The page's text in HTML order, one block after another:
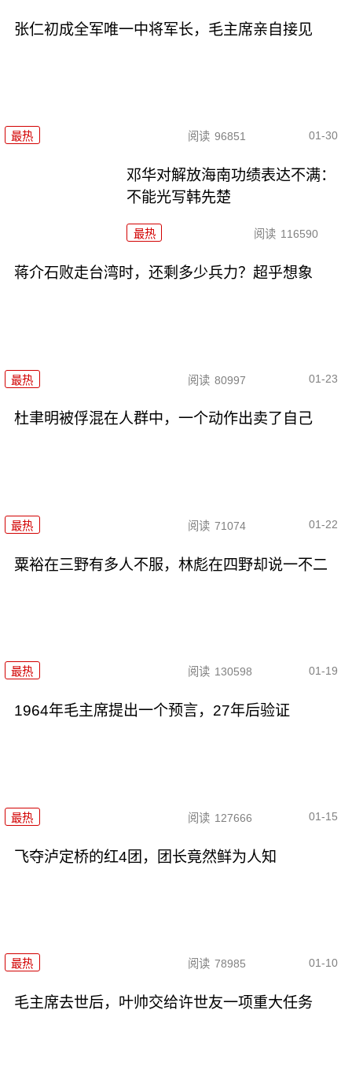
张仁初成全军唯一中将军长，毛主席亲自接见
最热 阅读 96851 01-30
邓华对解放海南功绩表达不满：
不能光写韩先楚
最热 阅读 116590
蒋介石败走台湾时，还剩多少兵力？超乎想象
最热 阅读 80997 01-23
杜聿明被俘混在人群中，一个动作出卖了自己
最热 阅读 71074 01-22
粟裕在三野有多人不服，林彪在四野却说一不二
最热 阅读 130598 01-19
1964年毛主席提出一个预言，27年后验证
最热 阅读 127666 01-15
飞夺泸定桥的红4团，团长竟然鲜为人知
最热 阅读 78985 01-10
毛主席去世后，叶帅交给许世友一项重大任务